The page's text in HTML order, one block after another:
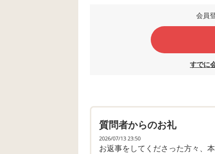
一旦夏までお休みする旨を伝えて、
不登校になりました。
学校に行かない時はデイに行って
がなかなかできず、できたとして
あります。
会員
すでに
質問者からのお礼
2026/07/13 23:50
お返事をしてくださった方々、